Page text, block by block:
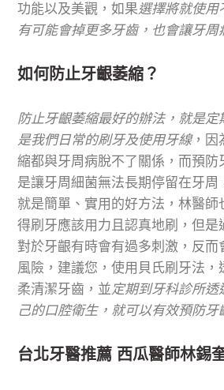
功能以及美觀，如果選擇將就使用
有可能會掉更多牙齒，也會讓牙周
如何防止牙齦萎縮？
防止牙齦萎縮最好的辦法，就是定
是我們日常的刷牙及使用牙線，因
縮都與牙周病脫不了關係，而預防
是讓牙周細菌無法長期停留在牙周
就是簡單、實用的好方法，林醫師
得刷牙應該用力且認真地刷，但是
對於牙齦有時會有過多刺激，反而
風險，建議您，使用貝氏刷牙法
柔清潔牙齒，並定期到牙科診所
己的口腔衛生，就可以有效預防牙
台北牙醫推薦 西瓜醫師林錫